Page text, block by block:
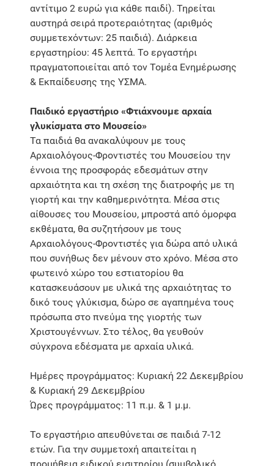
αντίτιμο 2 ευρώ για κάθε παιδί). Τηρείται
αυστηρά σειρά προτεραιότητας (αριθμός
συμμετεχόντων: 25 παιδιά). Διάρκεια
εργαστηρίου: 45 λεπτά. Το εργαστήρι
πραγματοποιείται από τον Τομέα Ενημέρωσης
& Εκπαίδευσης της ΥΣΜΑ.
Παιδικό εργαστήριο «Φτιάχνουμε αρχαία
γλυκίσματα στο Μουσείο»
Τα παιδιά θα ανακαλύψουν με τους
Αρχαιολόγους-Φροντιστές του Μουσείου την
έννοια της προσφοράς εδεσμάτων στην
αρχαιότητα και τη σχέση της διατροφής με τη
γιορτή και την καθημερινότητα. Μέσα στις
αίθουσες του Μουσείου, μπροστά από όμορφα
εκθέματα, θα συζητήσουν με τους
Αρχαιολόγους-Φροντιστές για δώρα από υλικά
που συνήθως δεν μένουν στο χρόνο. Μέσα στο
φωτεινό χώρο του εστιατορίου θα
κατασκευάσουν με υλικά της αρχαιότητας το
δικό τους γλύκισμα, δώρο σε αγαπημένα τους
πρόσωπα στο πνεύμα της γιορτής των
Χριστουγέννων. Στο τέλος, θα γευθούν
σύγχρονα εδέσματα με αρχαία υλικά.
Ημέρες προγράμματος: Κυριακή 22 Δεκεμβρίου
& Κυριακή 29 Δεκεμβρίου
Ώρες προγράμματος: 11 π.μ. & 1 μ.μ.
Το εργαστήριο απευθύνεται σε παιδιά 7-12
ετών. Για την συμμετοχή απαιτείται η